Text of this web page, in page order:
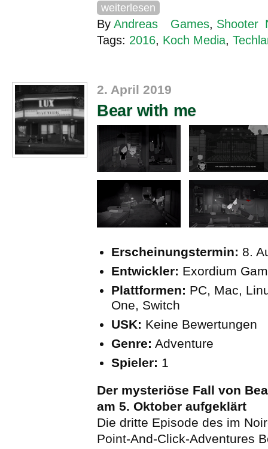
weiterlesen
By Andreas Games, Shooter
Tags: 2016, Koch Media,
2. April 2019
Bear with me
Erscheinungstermin: 8.
Entwickler: Exordium
Plattformen: PC, Mac,
One, Switch
USK: Keine Bewertungen
Genre: Adventure
Spieler: 1
Der mysteriöse Fall von
am 5. Oktober aufgeklärt
Die dritte Episode des im
Point-And-Click-Adventures